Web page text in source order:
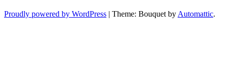
Proudly powered by WordPress | Theme: Bouquet by Automattic.